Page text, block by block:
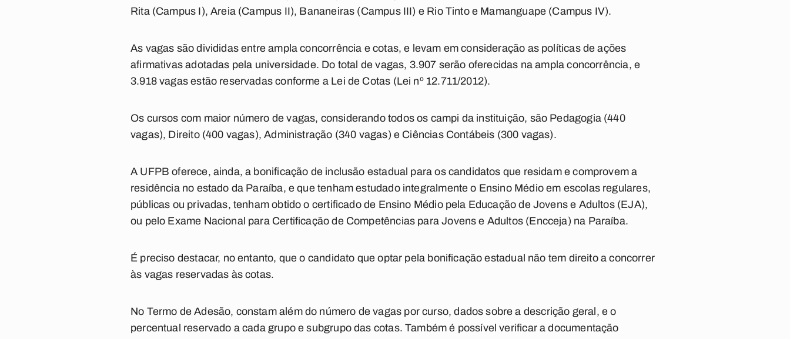
Rita (Campus I), Areia (Campus II), Bananeiras (Campus III) e Rio Tinto e Mamanguape (Campus IV).
As vagas são divididas entre ampla concorrência e cotas, e levam em consideração as políticas de ações
afirmativas adotadas pela universidade. Do total de vagas, 3.907 serão oferecidas na ampla concorrência, e
3.918 vagas estão reservadas conforme a Lei de Cotas (Lei nº 12.711/2012).
Os cursos com maior número de vagas, considerando todos os campi da instituição, são Pedagogia (440
vagas), Direito (400 vagas), Administração (340 vagas) e Ciências Contábeis (300 vagas).
A UFPB oferece, ainda, a bonificação de inclusão estadual para os candidatos que residam e comprovem a
residência no estado da Paraíba, e que tenham estudado integralmente o Ensino Médio em escolas regulares,
públicas ou privadas, tenham obtido o certificado de Ensino Médio pela Educação de Jovens e Adultos (EJA),
ou pelo Exame Nacional para Certificação de Competências para Jovens e Adultos (Encceja) na Paraíba.
É preciso destacar, no entanto, que o candidato que optar pela bonificação estadual não tem direito a concorrer
às vagas reservadas às cotas.
No Termo de Adesão, constam além do número de vagas por curso, dados sobre a descrição geral, e o
percentual reservado a cada grupo e subgrupo das cotas. Também é possível verificar a documentação